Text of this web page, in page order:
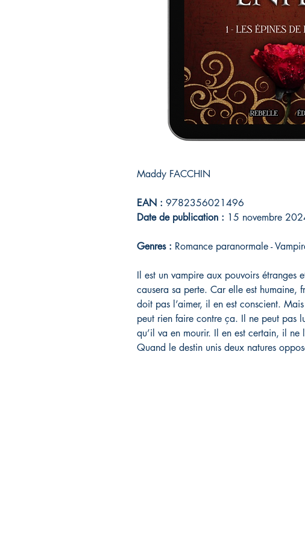
Maddy FACCHIN
EAN : 9782356021496
Date de publication : 15 novembre
Genres : Romance paranormale -
Il est un vampire aux pouvoirs étranges
causera sa perte. Car elle est humaine,
doit pas l’aimer, il en est conscient.
peut rien faire contre ça. Il ne peut pas
qu’il va en mourir. Il en est certain, il ne
Quand le destin unis deux natures